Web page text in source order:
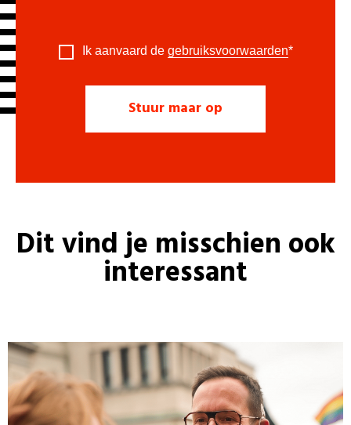
Ik aanvaard de gebruiksvoorwaarden*
Dit vind je misschien ook
interessant